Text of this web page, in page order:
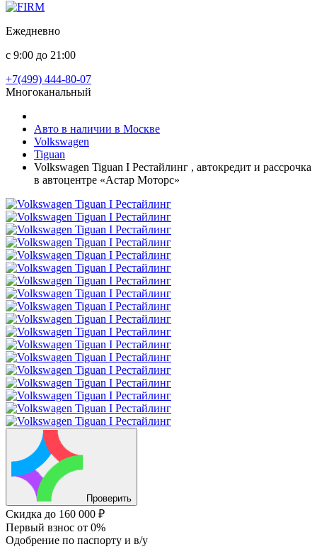
Ежедневно
с 9:00 до 21:00
+7(499) 444-80-07
Многоканальный
Авто в наличии в Москве
Volkswagen
Tiguan
Volkswagen Tiguan I Рестайлинг , автокредит и рассрочка
в автоцентре «Астар Моторс»
Проверить
Скидка до 160 000 ₽
Первый взнос от 0%
Одобрение по паспорту и в/у